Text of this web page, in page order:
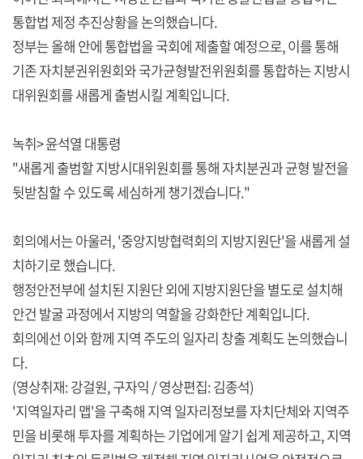
통합법 제정 추진상황을 논의했습니다.
정부는 올해 안에 통합법을 국회에 제출할 예정으로, 이를 통해
기존 자치분권위원회와 국가균형발전위원회를 통합하는 지방시
대위원회를 새롭게 출범시킬 계획입니다.
녹취> 윤석열 대통령
"새롭게 출범할 지방시대위원회를 통해 자치분권과 균형 발전을
뒷받침할 수 있도록 세심하게 챙기겠습니다."
회의에서는 아울러, '중앙지방협력회의 지방지원단'을 새롭게 설
치하기로 했습니다.
행정안전부에 설치된 지원단 외에 지방지원단을 별도로 설치해
안건 발굴 과정에서 지방의 역할을 강화한단 계획입니다.
회의에선 이와 함께 지역 주도의 일자리 창출 계획도 논의했습니
다.
(영상취재: 강걸원, 구자익 / 영상편집: 김종석)
'지역일자리 맵'을 구축해 지역 일자리정보를 자치단체와 지역주
민을 비롯해 투자를 계획하는 기업에게 알기 쉽게 제공하고, 지역